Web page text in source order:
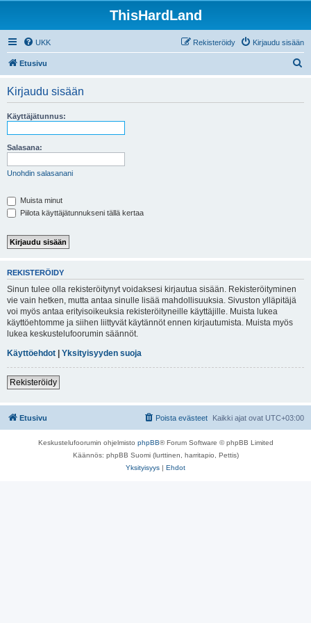
ThisHardLand
UKK Kirjaudu sisään
Rekisteröidy
Etusivu
Kirjaudu sisään
Käyttäjätunnus:
Salasana:
Unohdin salasanani
Muista minut
Piilota käyttäjätunnukseni tällä kertaa
REKISTERÖIDY
Sinun tulee olla rekisteröitynyt voidaksesi kirjautua sisään. Rekisteröityminen
vie vain hetken, mutta antaa sinulle lisää mahdollisuuksia. Sivuston ylläpitäjä
voi myös antaa erityisoikeuksia rekisteröityneille käyttäjille. Muista lukea
käyttöehtomme ja siihen liittyvät käytännöt ennen kirjautumista. Muista myös
lukea keskustelufoorumin säännöt.
Käyttöehdot | Yksityisyyden suoja
Rekisteröidy
Etusivu Kaikki ajat ovat UTC+03:00
Poista evästeet
Keskustelufoorumin ohjelmisto phpBB® Forum Software © phpBB Limited
Käännös: phpBB Suomi (lurttinen, harritapio, Pettis)
Yksityisyys | Ehdot